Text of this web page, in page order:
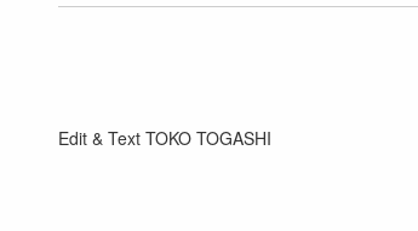
Edit & Text TOKO TOGASHI